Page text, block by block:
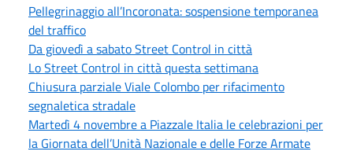
Pellegrinaggio all’Incoronata: sospensione temporanea
del traffico
Da giovedì a sabato Street Control in città
Lo Street Control in città questa settimana
Chiusura parziale Viale Colombo per rifacimento
segnaletica stradale
Martedì 4 novembre a Piazzale Italia le celebrazioni per
la Giornata dell’Unità Nazionale e delle Forze Armate